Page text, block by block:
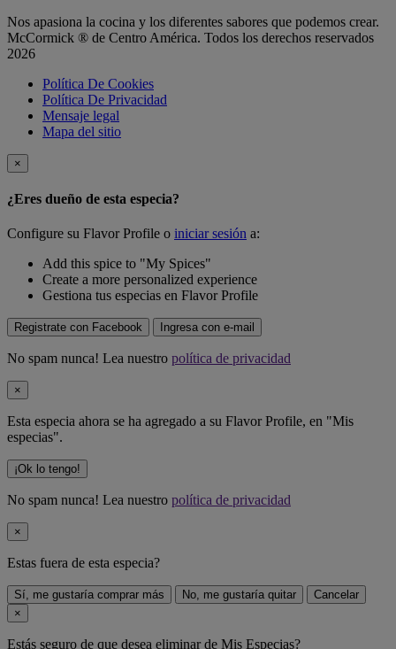
Nos apasiona la cocina y los diferentes sabores que podemos crear.
McCormick ® de Centro América. Todos los derechos reservados
2026
Política De Cookies
Política De Privacidad
Mensaje legal
Mapa del sitio
×
¿Eres dueño de esta especia?
Configure su Flavor Profile o iniciar sesión a:
Add this spice to "My Spices"
Create a more personalized experience
Gestiona tus especias en Flavor Profile
Registrate con Facebook Ingresa con e-mail
No spam nunca! Lea nuestro política de privacidad
×
Esta especia ahora se ha agregado a su Flavor Profile, en "Mis
especias".
¡Ok lo tengo!
No spam nunca! Lea nuestro política de privacidad
×
Estas fuera de esta especia?
Sí, me gustaría comprar más No, me gustaría quitar
Cancelar
×
Estás seguro de que desea eliminarde Mis Especias?